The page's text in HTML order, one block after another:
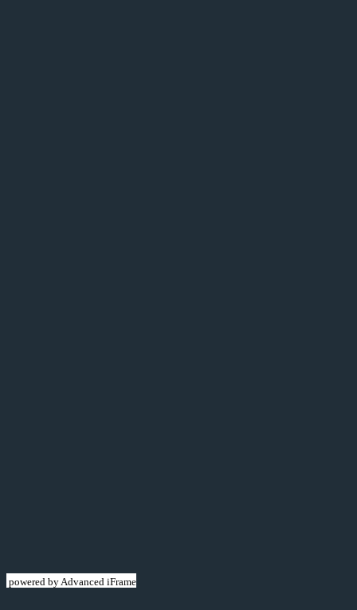
powered by Advanced iFrame